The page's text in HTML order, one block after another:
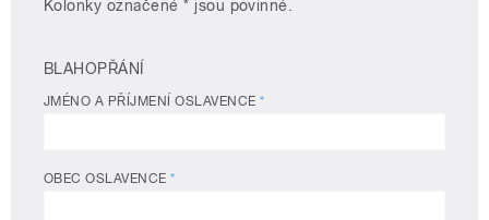
Kolonky označené * jsou povinné.
BLAHOPŘÁNÍ
JMÉNO A PŘÍJMENÍ OSLAVENCE *
OBEC OSLAVENCE*